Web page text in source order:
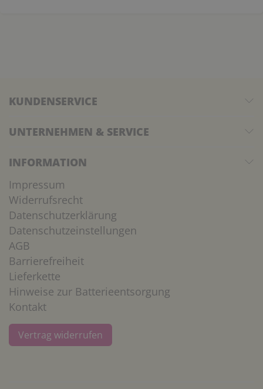
KUNDENSERVICE
UNTERNEHMEN & SERVICE
INFORMATION
Impressum
Widerrufsrecht
Datenschutzerklärung
Datenschutzeinstellungen
AGB
Barrierefreiheit
Lieferkette
Hinweise zur Batterieentsorgung
Kontakt
Vertrag widerrufen